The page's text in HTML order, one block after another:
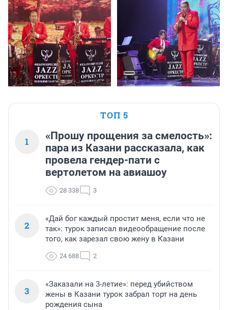
ТОП 5
1
«Прошу прощения за смелость»:
пара из Казани рассказала, как
провела гендер-пати с
вертолетом на авиашоу
28 338 3
2
«Дай бог каждый простит меня, если что не
так»: турок записал видеообращение после
того, как зарезал свою жену в Казани
24 688 2
3
«Заказали на 3-летие»: перед убийством
жены в Казани турок забрал торт на день
рождения сына